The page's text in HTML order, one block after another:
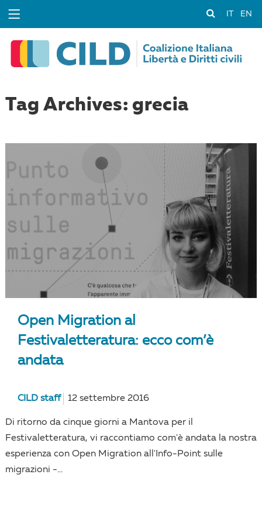
EN
Tag Archives: grecia
Open Migration al
Festivaletteratura: ecco com’è
andata
CILD staff 12 settembre 2016
Di ritorno da cinque giorni a Mantova per il
Festivaletteratura, vi raccontiamo com'è andata la nostra
esperienza con Open Migration all'Info-Point sulle
migrazioni -...